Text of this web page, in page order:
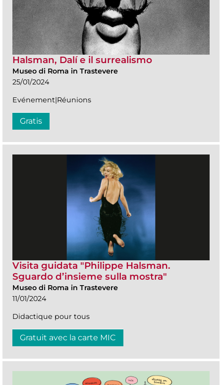
Halsman, Dalí e il surrealismo
Museo di Roma in Trastevere
25/01/2024
Evénement|Réunions
Gratis
Visita guidata "Philippe Halsman.
Sguardo d’insieme sulla mostra"
Museo di Roma in Trastevere
11/01/2024
Didactique pour tous
Gratuit avec la carte MIC